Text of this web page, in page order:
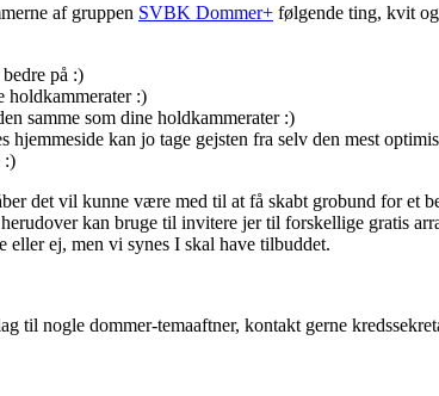
af gruppen SVBK Dommer+ følgende ting, kvit
på :)
holdkammerater :)
samme som dine holdkammerater :)
kan jo tage gejsten fra selv den mest
:)
det vil kunne være med til at få skabt grobund for et
kan bruge til invitere jer til forskellige gratis
ej, men vi synes I skal have tilbuddet.
til nogle dommer-temaaftner, kontakt gerne